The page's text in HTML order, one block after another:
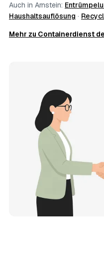
Auch in Arnstein:
Haushaltsauflösung ·
Mehr zu Containerdienst